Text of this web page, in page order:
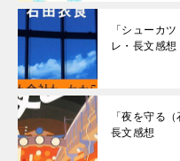
「シューカ
レ・長文感想
「夜を守る
長文感想